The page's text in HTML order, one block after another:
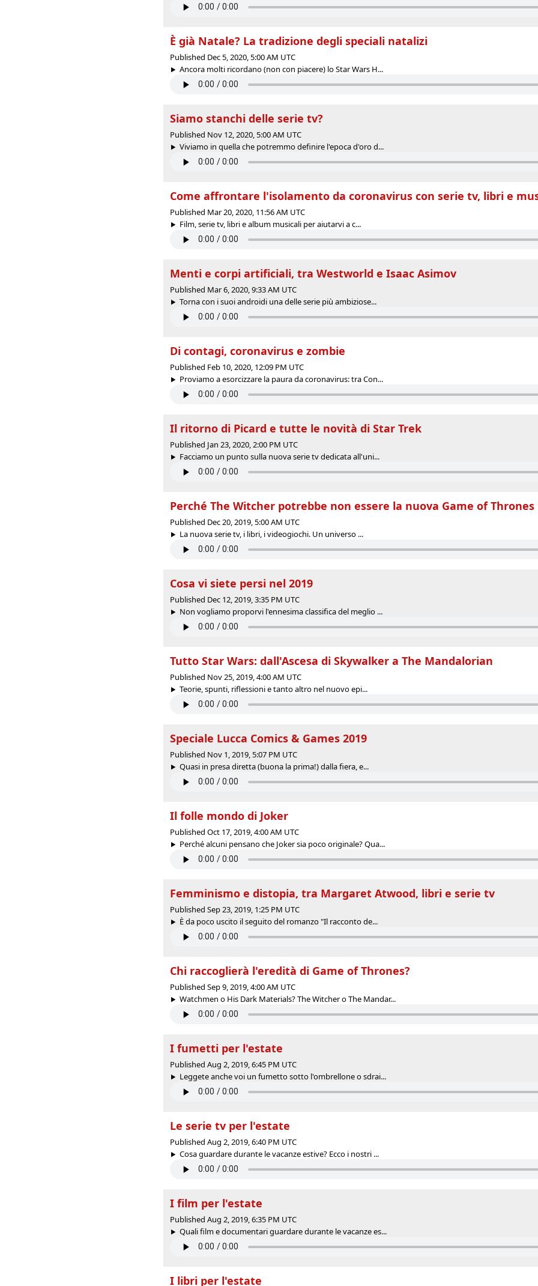
È già Natale? La tradizione degli speciali natalizi
Published Dec 5, 2020, 5:00 AM UTC
Ancora molti ricordano (non con piacere) lo Star Wars H...
Siamo stanchi delle serie tv?
Published Nov 12, 2020, 5:00 AM UTC
Viviamo in quella che potremmo definire l'epoca d'oro d...
Come affrontare l'isolamento da coronavirus con serie tv, libri e
Published Mar 20, 2020, 11:56 AM UTC
Film, serie tv, libri e album musicali per aiutarvi a c...
Menti e corpi artificiali, tra Westworld e Isaac Asimov
Published Mar 6, 2020, 9:33 AM UTC
Torna con i suoi androidi una delle serie più ambiziose...
Di contagi, coronavirus e zombie
Published Feb 10, 2020, 12:09 PM UTC
Proviamo a esorcizzare la paura da coronavirus: tra Con...
Il ritorno di Picard e tutte le novità di Star Trek
Published Jan 23, 2020, 2:00 PM UTC
Facciamo un punto sulla nuova serie tv dedicata all'uni...
Perché The Witcher potrebbe non essere la nuova Game of Thrones
Published Dec 20, 2019, 5:00 AM UTC
La nuova serie tv, i libri, i videogiochi. Un universo ...
Cosa vi siete persi nel 2019
Published Dec 12, 2019, 3:35 PM UTC
Non vogliamo proporvi l'ennesima classifica del meglio ...
Tutto Star Wars: dall'Ascesa di Skywalker a The Mandalorian
Published Nov 25, 2019, 4:00 AM UTC
Teorie, spunti, riflessioni e tanto altro nel nuovo epi...
Speciale Lucca Comics & Games 2019
Published Nov 1, 2019, 5:07 PM UTC
Quasi in presa diretta (buona la prima!) dalla fiera, e...
Il folle mondo di Joker
Published Oct 17, 2019, 4:00 AM UTC
Perché alcuni pensano che Joker sia poco originale? Qua...
Femminismo e distopia, tra Margaret Atwood, libri e serie tv
Published Sep 23, 2019, 1:25 PM UTC
È da poco uscito il seguito del romanzo "Il racconto de...
Chi raccoglierà l'eredità di Game of Thrones?
Published Sep 9, 2019, 4:00 AM UTC
Watchmen o His Dark Materials? The Witcher o The Mandar...
I fumetti per l'estate
Published Aug 2, 2019, 6:45 PM UTC
Leggete anche voi un fumetto sotto l'ombrellone o sdrai...
Le serie tv per l'estate
Published Aug 2, 2019, 6:40 PM UTC
Cosa guardare durante le vacanze estive? Ecco i nostri ...
I film per l'estate
Published Aug 2, 2019, 6:35 PM UTC
Quali film e documentari guardare durante le vacanze es...
I libri per l'estate